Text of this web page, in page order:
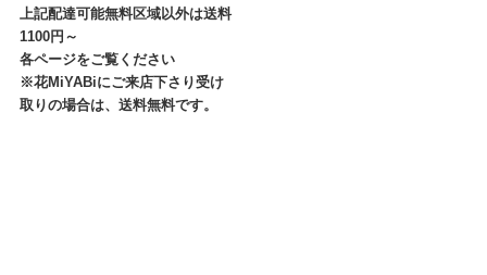
上記配達可能無料区域以外は送料
1100円～
各ページをご覧ください
※花MiYABiにご来店下さり受け
取りの場合は、送料無料です。